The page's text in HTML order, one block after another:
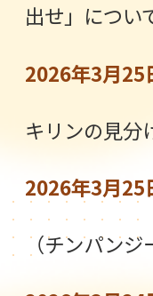
出せ」につい
2026年3月25
キリンの見分
2026年3月25
（チンパンジ